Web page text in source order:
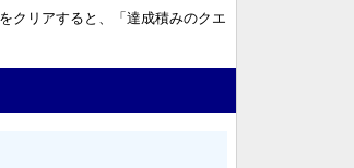
クリアすると、「達成積みのクエ